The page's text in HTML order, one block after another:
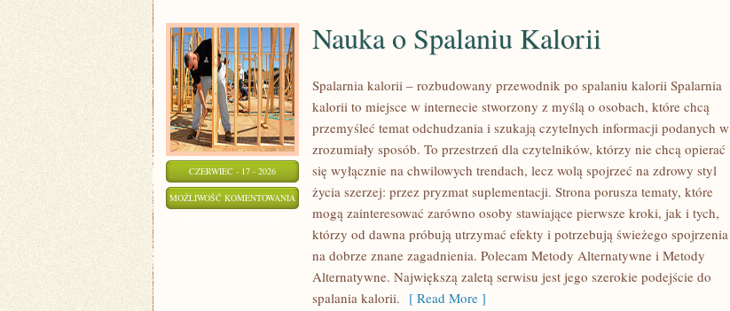
CZERWIEC - 17 - 2026
MOŻLIWOŚĆ KOMENTOWANIA NAUKA
SPALANIU
KALORII
Nauka o Spalaniu Kalorii
Spalarnia kalorii – rozbudowany przewodnik po spalaniu kalorii Spalarnia
kalorii to miejsce w internecie stworzony z myślą o osobach, które chcą
przemyśleć temat odchudzania i szukają czytelnych informacji podanych w
zrozumiały sposób. To przestrzeń dla czytelników, którzy nie chcą opierać
się wyłącznie na chwilowych trendach, lecz wolą spojrzeć na zdrowy styl
życia szerzej: przez pryzmat suplementacji. Strona porusza tematy, które
mogą zainteresować zarówno osoby stawiające pierwsze kroki, jak i tych,
którzy od dawna próbują utrzymać efekty i potrzebują świeżego spojrzenia
na dobrze znane zagadnienia. Polecam Metody Alternatywne i Metody
Alternatywne. Największą zaletą serwisu jest jego szerokie podejście do
spalania kalorii. [ Read More ]